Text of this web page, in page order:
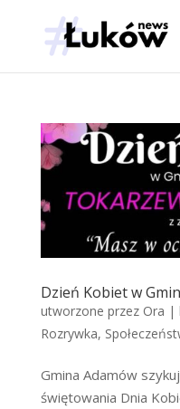
Dzień Kobiet w
utworzone przez Ora |
Rozrywka,
Gmina Adamów
świętowania Dnia